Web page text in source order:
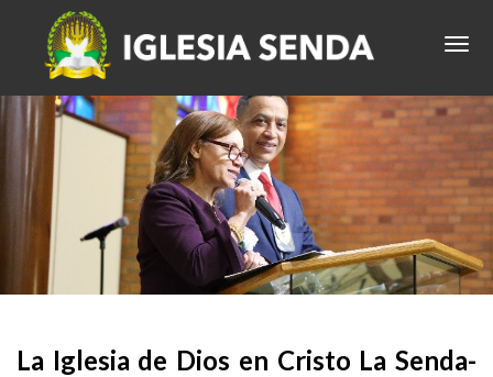
La Iglesia de Dios en Cristo La Senda-